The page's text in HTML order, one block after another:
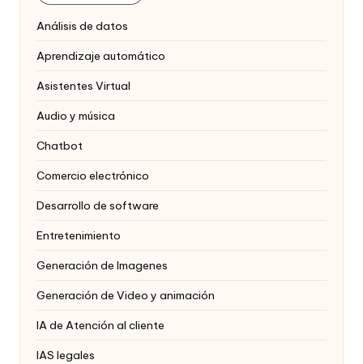
Análisis de datos
Aprendizaje automático
Asistentes Virtual
Audio y música
Chatbot
Comercio electrónico
Desarrollo de software
Entretenimiento
Generación de Imagenes
Generación de Video y animación
IA de Atención al cliente
IAS legales